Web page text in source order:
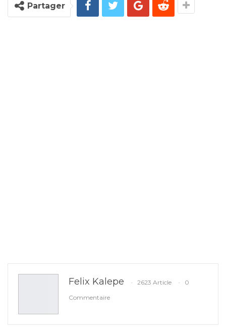
Partager
Felix Kalepe 2623 Article
0
Commentaire